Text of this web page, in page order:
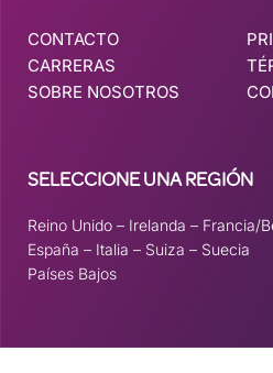
CONTACTO
CARRERAS
SOBRE NOSOTROS
SELECCIONE UNA REGIÓN
Reino Unido – Irelanda – Francia/
España – Italia – Suiza – Suecia
Países Bajos